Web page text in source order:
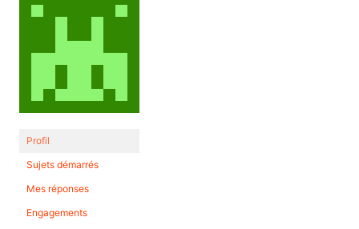
Profil
Sujets démarrés
Mes réponses
Engagements